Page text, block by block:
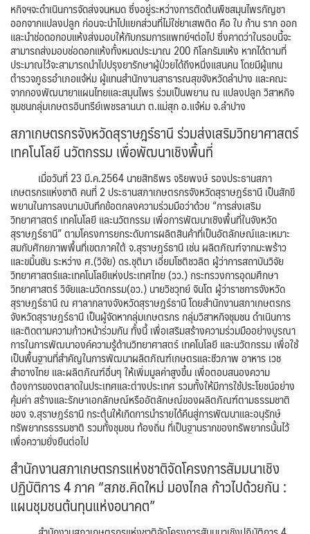
หกิจฯจะดำเนินการจัดส่งจนหมด ซึ่งอยู่ระหว่างการตัดต้นพืชสมุนไพรกัญชา
ออกจากแปลงปลูก ก่อนจะนำไปแยกส่วนที่ไม่ใช่ยาเสพติด คือ ใบ ก้าน ราก ออก
และนำช่อดอกอบแห้งส่งมอบให้กับกรมการแพทย์ฯต่อไป ซึ่งคาดว่าในรอบนี้จะ
สามารถส่งมอบช่อดอกแห้งทั้งหมดประมาณ 200 กิโลกรัมแห้ง หากได้ตามที่
ประมาณไว้จะสามารถนำไปปรุงยารักษาผู้ป่วยได้ถึงหนึ่งแสนคน โดยมีผู้แทน
ตำรวจภูธรอำเภอแจ้ห่ม ผู้แทนสำนักงานสาธารณสุขจังหวัดลำปาง และคณะ
จากกองพัฒนายาแผนไทยและสมุนไพร ร่วมเป็นพยาน ณ แปลงปลูก วิสาหกิจ
ชุมชนกลุ่มเกษตรอินทรีย์เพชรลานนา ต.แม่สุก อ.แจ้ห่ม จ.ลำปาง
สภาเกษตรกรจังหวัดสุราษฎร์ธานี ร่วมส่งเสริมวิทยาศาสตร์
เทคโนโลยี นวัตกรรม เพื่อพัฒนาเชิงพื้นที่
เมื่อวันที่ 23 มี.ค.2564 นายสิทธิพร จริยพงษ์ รองประธานสภา
เกษตรกรแห่งชาติ คนที่ 2 ประธานสภาเกษตรกรจังหวัดสุราษฎร์ธานี เป็นสักขี
พยานในการลงนามบันทึกข้อตกลงความร่วมมือว่าด้วย “การส่งเสริม
วิทยาศาสตร์ เทคโนโลยี และนวัตกรรม เพื่อการพัฒนาเชิงพื้นที่ในจังหวัด
สุราษฎร์ธานี” ตามโครงการยกระดับการผลิตสินค้าที่เป็นอัตลักษณ์และเหมาะ
สมกับศักยภาพพื้นที่เขตภาคใต้ จ.สุราษฎร์ธานี เช่น ผลิตภัณฑ์จากมะพร้าว
และขมิ้นชัน ระหว่าง ศ.(วิจัย) ดร.ชุติมา เอี่ยมโชติชวลิต ผู้ว่าการสถาบันวิจัย
วิทยาศาสตร์และเทคโนโลยีแห่งประเทศไทย (วว.) กระทรวงการอุดมศึกษา
วิทยาศาสตร์ วิจัยและนวัตกรรม(อว.) นายวิชวุทย์ จินโต ผู้ว่าราชการจังหวัด
สุราษฎร์ธานี ณ ศาลากลางจังหวัดสุราษฎร์ธานี โดยสำนักงานสภาเกษตรกร
จังหวัดสุราษฎร์ธานี เป็นผู้จัดหากลุ่มเกษตรกร กลุ่มวิสาหกิจชุมชน ดำเนินการ
และติดตามความก้าวหน้าร่วมกัน ทั้งนี้ เพื่อเสริมสร้างความร่วมมืออย่างบูรณา
การในการพัฒนาองค์ความรู้ด้านวิทยาศาสตร์ เทคโนโลยี และนวัตกรรม เพื่อใช้
เป็นพื้นฐานที่สำคัญในการพัฒนาผลิตภัณฑ์เกษตรและชีวภาพ อาหาร เวช
สำอางไทย และผลิตภัณฑ์อื่นๆ ให้เพิ่มมูลค่าสูงขึ้น เพื่อตอบสนองความ
ต้องการของตลาดในประเทศและต่างประเทศ รวมทั้งให้มีการใช้ประโยชน์อย่าง
คุ้มค่า สร้างและรักษาเอกลักษณ์หรืออัตลักษณ์ของผลิตภัณฑ์ตามธรรมชาติ
ของ จ.สุราษฎร์ธานี กระตุ้นให้เกิดการนำรายได้คืนสู่การพัฒนาและอนุรักษ์
ทรัพยากรธรรมชาติ รวมทั้งชุมชน ท้องถิ่น ที่เป็นฐานรากของทรัพยากรนั้นไว้
เพื่อความยั่งยืนต่อไป
สำนักงานสภาเกษตรกรแห่งชาติจัดโครงการสัมมนาเชิง
ปฏิบัติการ 4 ภาค “สภช.คิดใหม่ มองไกล ก้าวไปด้วยกัน :
แผนชุมชนต้นทุนแห่งอนาคต”